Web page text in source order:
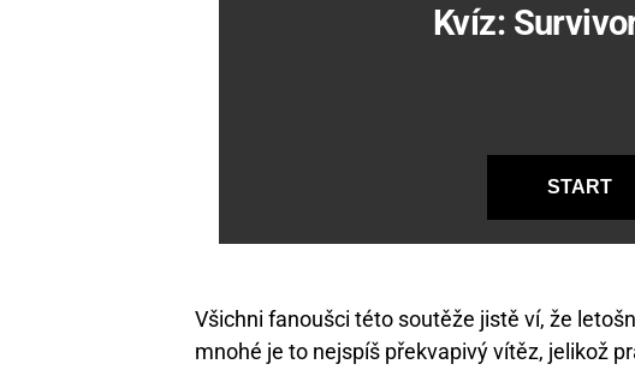
Kvíz:
START
Všichni fanoušci této soutěže jistě ví, že
mnohé je to nejspíš překvapivý vítěz, jelikož